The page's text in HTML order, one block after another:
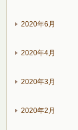
2020年6月
2020年4月
2020年3月
2020年2月